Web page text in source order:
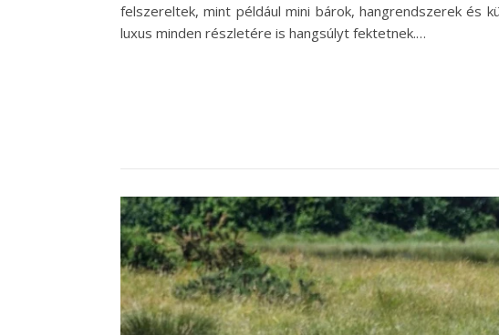
felszereltek, mint például mini bárok, hangrendszerek és
luxus minden részletére is hangsúlyt fektetnek.…